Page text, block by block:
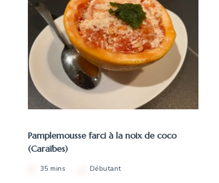
Pamplemousse farci à la noix de coco
(Caraïbes)
35 mins Débutant